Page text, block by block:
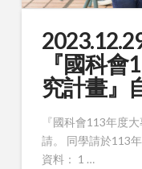
『國科
究計畫』
『國科會113年度
請。 同學請於113
資料： 1 …